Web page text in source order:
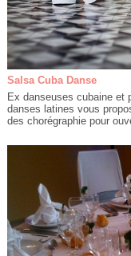
Salsa Cuba Danse
Ex danseuses cubaine et
danses latines vous
des chorégraphie pour